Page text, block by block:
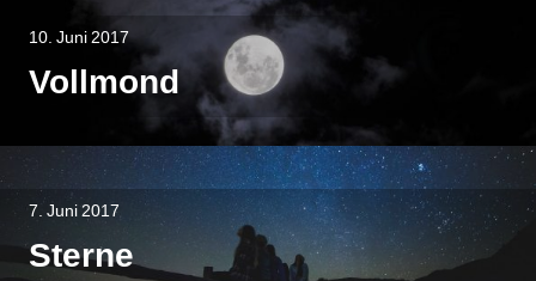
10. Juni 2017
Vollmond
7. Juni 2017
Sterne